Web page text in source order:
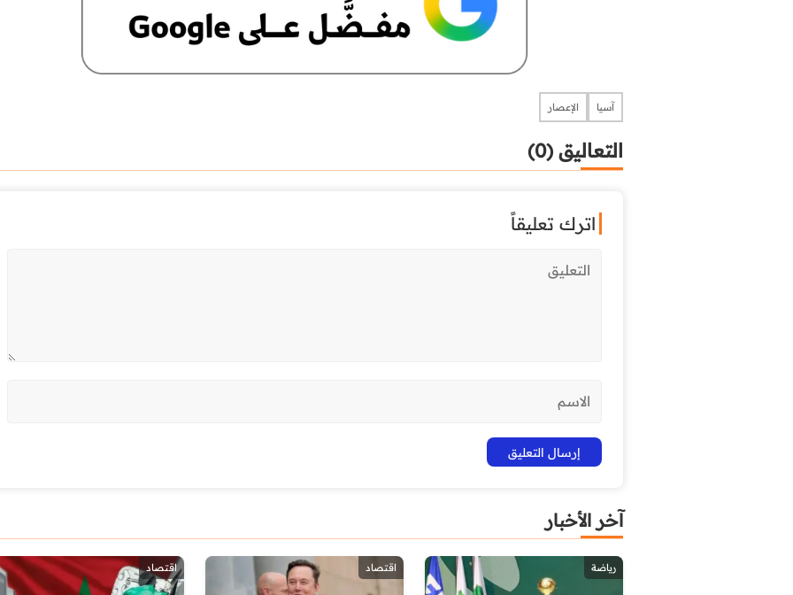
آسيا الإعصار
التعاليق (0)
اترك تعليقاً
آخر الأخبار
رياضة اقتصاد اقتصاد